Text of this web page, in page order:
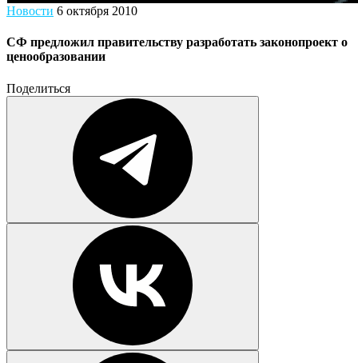
Новости 6 октября 2010
СФ предложил правительству разработать законопроект о
ценообразовании
Поделиться